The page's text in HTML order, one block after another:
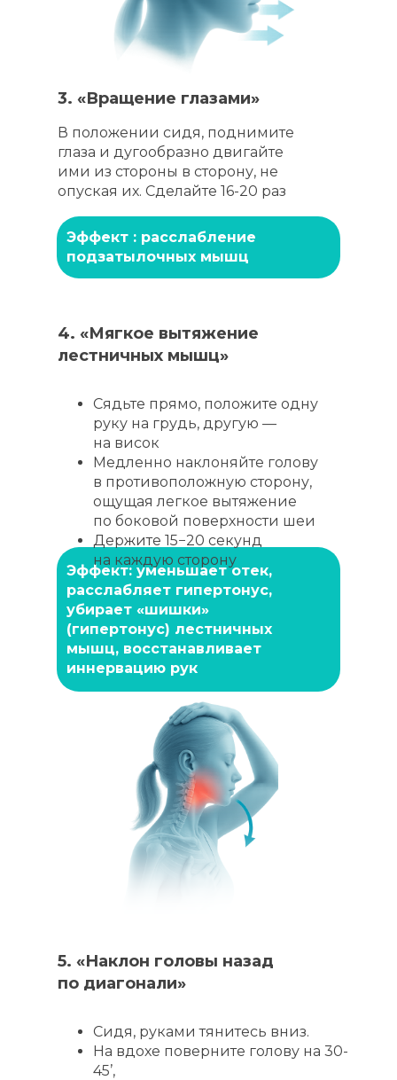
Сидя, руками тянитесь вниз.
На вдохе поверните голову на 30-
45’,
5. «Наклон головы назад
по диагонали»
Эффект: уменьшает отек,
расслабляет гипертонус,
убирает «шишки»
(гипертонус) лестничных
мышц, восстанавливает
иннервацию рук
4. «Мягкое вытяжение
лестничных мышц»
Сядьте прямо, положите одну
руку на грудь, другую —
на висок
Медленно наклоняйте голову
в противоположную сторону,
ощущая легкое вытяжение
по боковой поверхности шеи
Держите 15−20 секунд
на каждую сторону
Эффект : расслабление
подзатылочных мышц
3. «Вращение глазами»
В положении сидя, поднимите
глаза и дугообразно двигайте
ими из стороны в сторону, не
опуская их. Сделайте 16-20 раз
Персональные данные тренеров Национального образовательного
центра фитнеса и здоровья размещены на сайте с их согласия.
Посетителям сайта разрешено исключительно ознакомление
с указанными данными (доступ). Копирование, дальнейшее
использование запрещены"